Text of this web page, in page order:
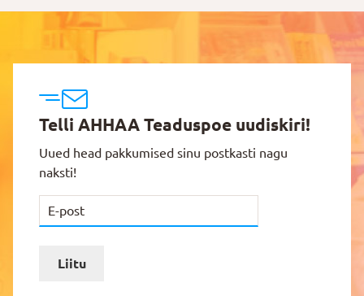
Telli AHHAA Teaduspoe uudiskiri!
Uued head pakkumised sinu postkasti nagu
naksti!
Liitu